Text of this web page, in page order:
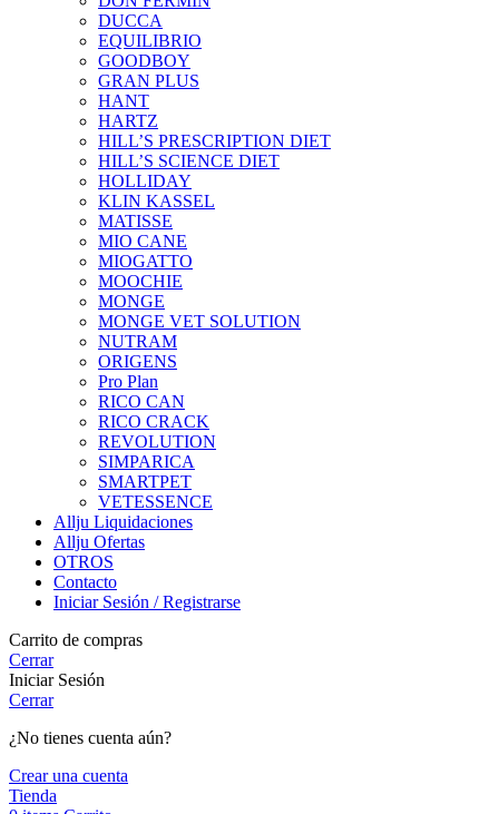
DUCCA
EQUILIBRIO
GOODBOY
GRAN PLUS
HANT
HARTZ
HILL’S PRESCRIPTION DIET
HILL’S SCIENCE DIET
HOLLIDAY
KLIN KASSEL
MATISSE
MIO CANE
MIOGATTO
MOOCHIE
MONGE
MONGE VET SOLUTION
NUTRAM
ORIGENS
Pro Plan
RICO CAN
RICO CRACK
REVOLUTION
SIMPARICA
SMARTPET
VETESSENCE
Allju Liquidaciones
Allju Ofertas
OTROS
Contacto
Iniciar Sesión / Registrarse
Carrito de compras
Cerrar
Iniciar Sesión
Cerrar
¿No tienes cuenta aún?
Crear una cuenta
Tienda